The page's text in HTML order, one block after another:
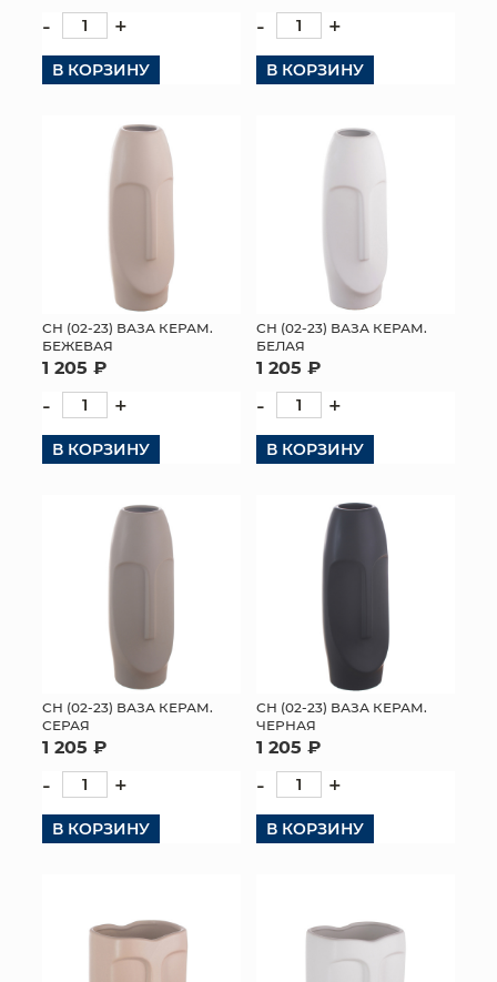
ДОСТАВКА И ОПЛАТА
КОНТАКТЫ
- +
В КОРЗИНУ
- +
В КОРЗИНУ
СН (02-23) ВАЗА КЕРАМ.
БЕЖЕВАЯ
1 205 ₽
- +
В КОРЗИНУ
СН (02-23) ВАЗА КЕРАМ.
БЕЛАЯ
1 205 ₽
- +
В КОРЗИНУ
СН (02-23) ВАЗА КЕРАМ.
СЕРАЯ
1 205 ₽
- +
В КОРЗИНУ
СН (02-23) ВАЗА КЕРАМ.
ЧЕРНАЯ
1 205 ₽
- +
В КОРЗИНУ